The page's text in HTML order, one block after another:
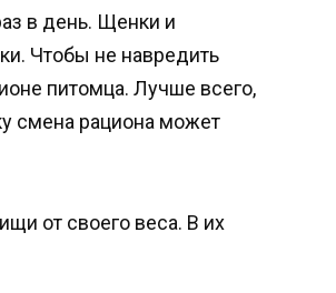
в день. Щенки и
Чтобы не навредить
питомца. Лучше всего,
смена рациона может
от своего веса. В их